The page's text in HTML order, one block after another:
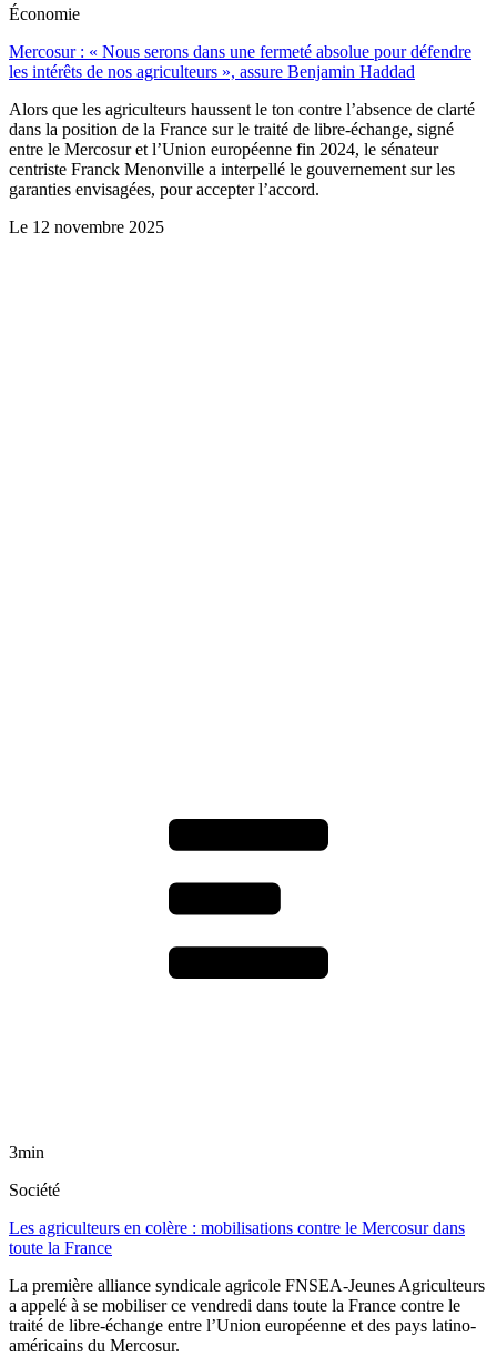
Économie
Mercosur : « Nous serons dans une fermeté absolue pour défendre
les intérêts de nos agriculteurs », assure Benjamin Haddad
Alors que les agriculteurs haussent le ton contre l’absence de clarté
dans la position de la France sur le traité de libre-échange, signé
entre le Mercosur et l’Union européenne fin 2024, le sénateur
centriste Franck Menonville a interpellé le gouvernement sur les
garanties envisagées, pour accepter l’accord.
Le 12 novembre 2025
3min
Société
Les agriculteurs en colère : mobilisations contre le Mercosur dans
toute la France
La première alliance syndicale agricole FNSEA-Jeunes Agriculteurs
a appelé à se mobiliser ce vendredi dans toute la France contre le
traité de libre-échange entre l’Union européenne et des pays latino-
américains du Mercosur.